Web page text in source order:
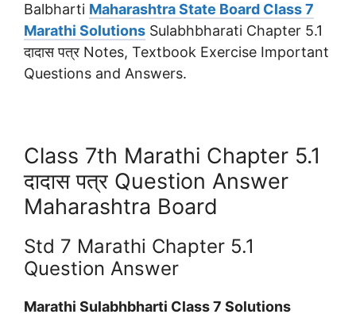
Balbharti Maharashtra State Board Class 7
Marathi Solutions Sulabhbharati Chapter 5.1
दादास पत्र Notes, Textbook Exercise Important
Questions and Answers.
Class 7th Marathi Chapter 5.1
दादास पत्र Question Answer
Maharashtra Board
Std 7 Marathi Chapter 5.1
Question Answer
Marathi Sulabhbharti Class 7 Solutions